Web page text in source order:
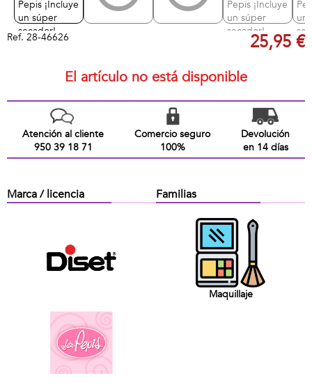
Ref. 28-46626 25,95 €
El artículo no está disponible
Atención al cliente
950 39 18 71
Comercio seguro
100%
Devolución
en 14 días
Marca / licencia Familias
Maquillaje